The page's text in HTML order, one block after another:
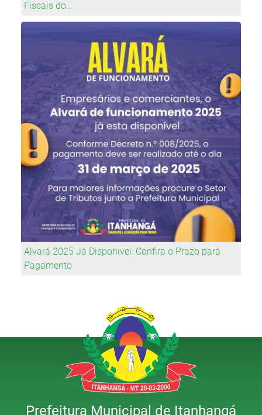
Fiscais do...
Alvará 2025 Já Disponível: Confira o Prazo para
Pagamento
Prefeitura Municipal de Itanhangá